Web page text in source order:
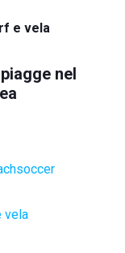
e vela
nel
vela